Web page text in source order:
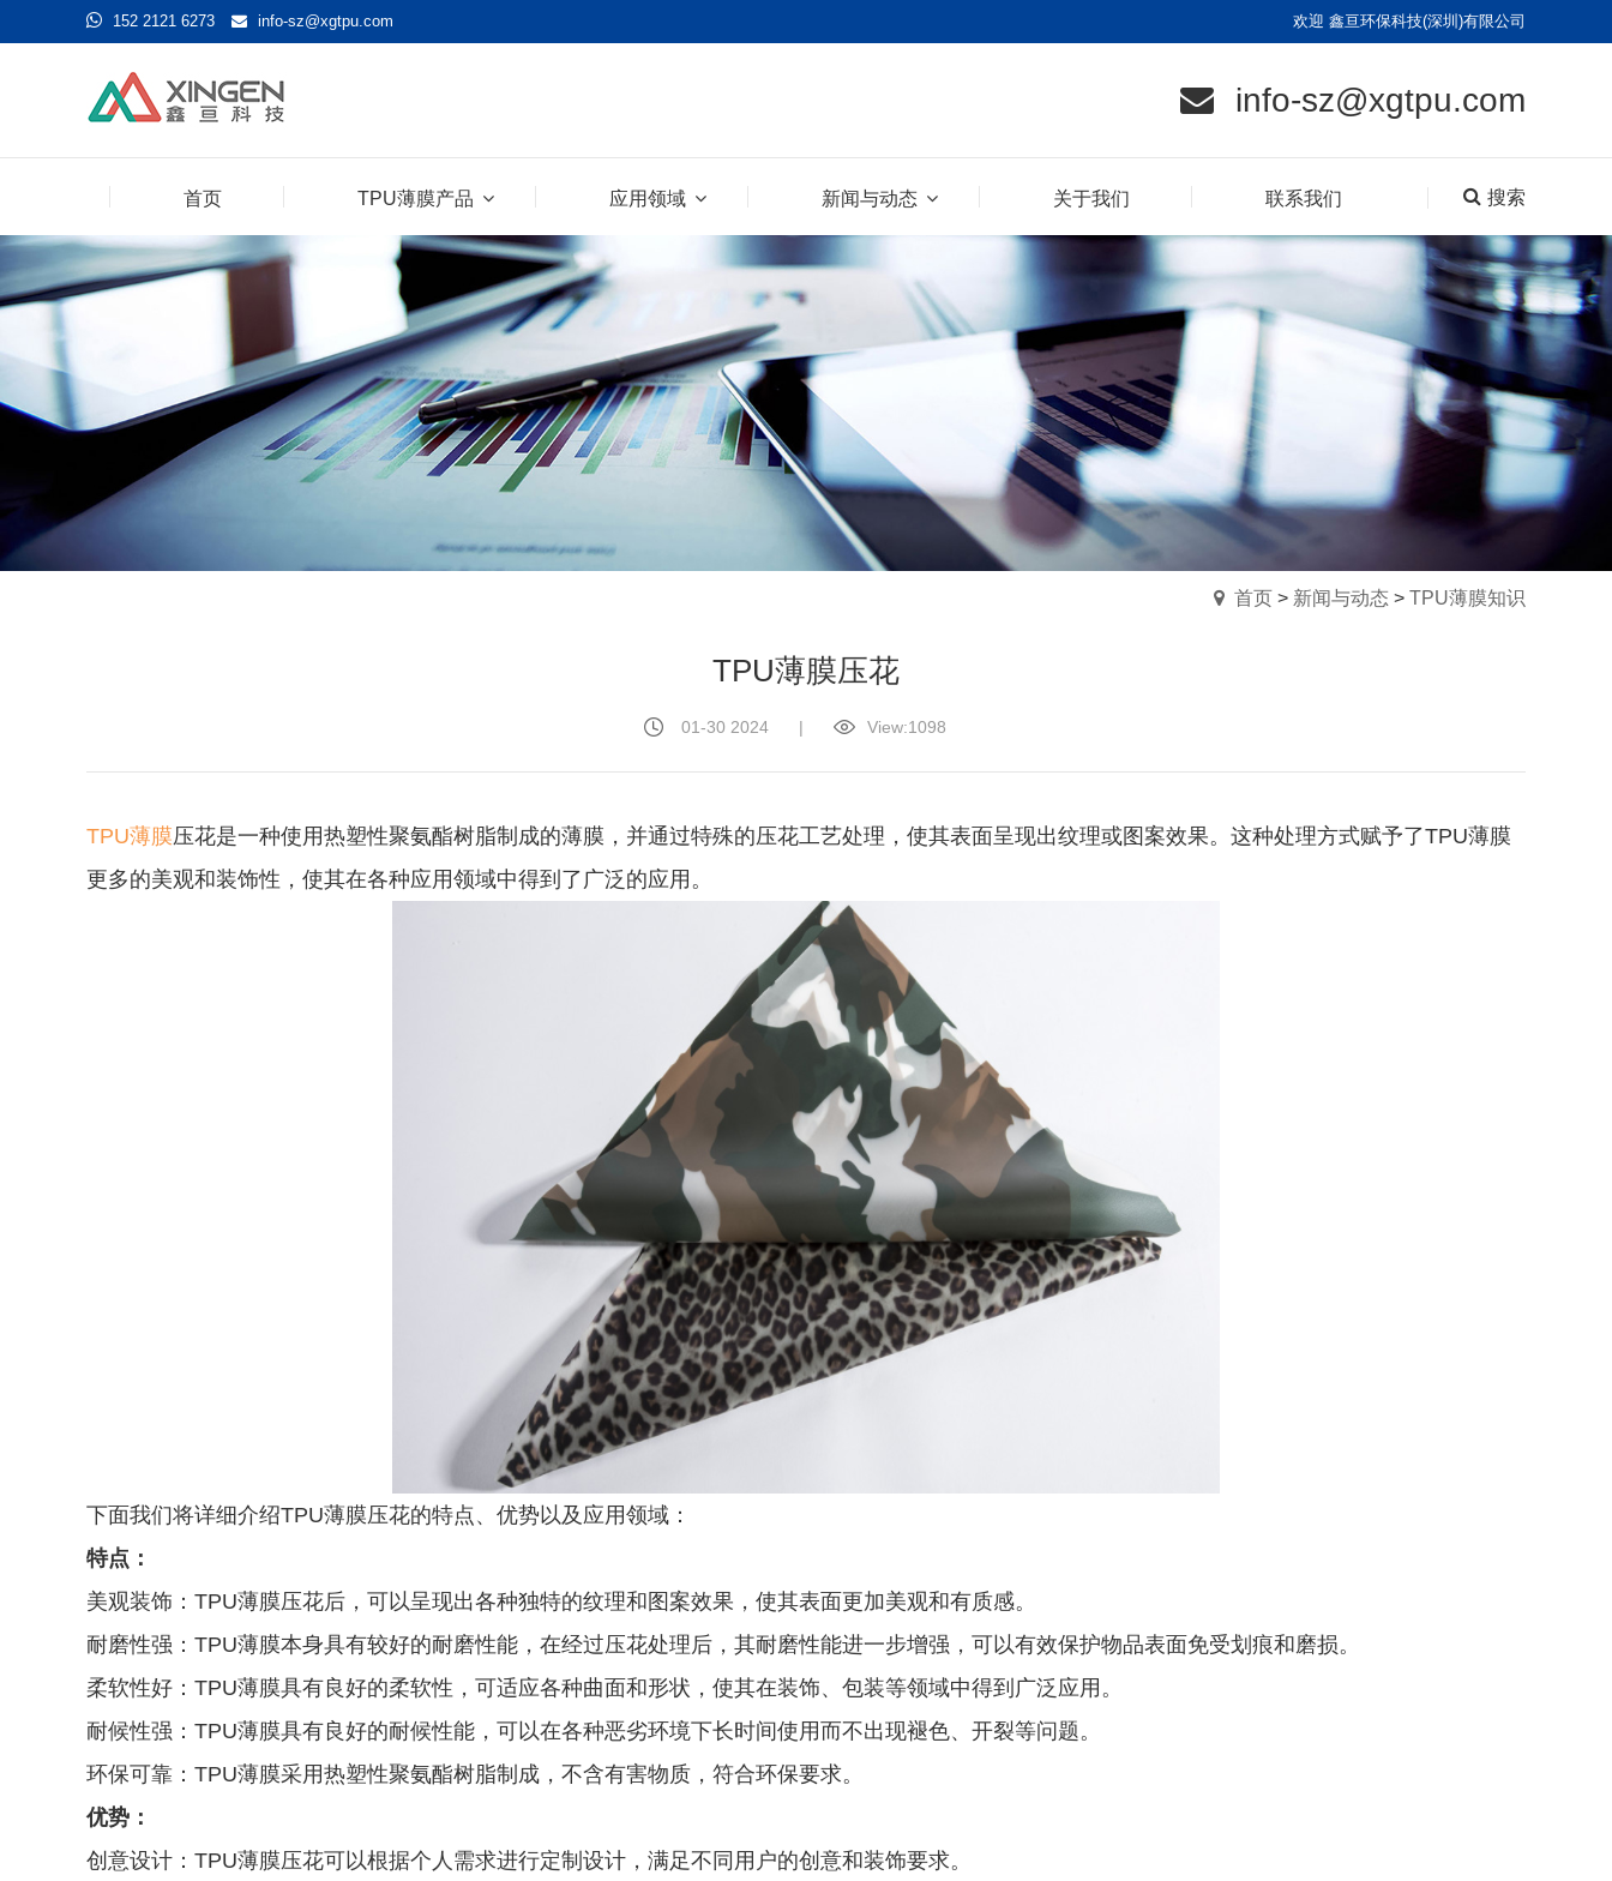
152 2121 6273 info-sz@xgtpu.com 欢迎 鑫亘环保科技(深圳)有限公司
info-sz@xgtpu.com
首页 TPU薄膜产品 应用领域 新闻与动态 关于我们 联系我们 搜索
首页 > 新闻与动态 > TPU薄膜知识
TPU薄膜压花
01-30 2024 | View:1098
TPU薄膜压花是一种使用热塑性聚氨酯树脂制成的薄膜，并通过特殊的压花工艺处理，使其表面呈现出纹理或图案效果。这种处理方式赋予了TPU薄膜
更多的美观和装饰性，使其在各种应用领域中得到了广泛的应用。
下面我们将详细介绍TPU薄膜压花的特点、优势以及应用领域：
特点：
美观装饰：TPU薄膜压花后，可以呈现出各种独特的纹理和图案效果，使其表面更加美观和有质感。
耐磨性强：TPU薄膜本身具有较好的耐磨性能，在经过压花处理后，其耐磨性能进一步增强，可以有效保护物品表面免受划痕和磨损。
柔软性好：TPU薄膜具有良好的柔软性，可适应各种曲面和形状，使其在装饰、包装等领域中得到广泛应用。
耐候性强：TPU薄膜具有良好的耐候性能，可以在各种恶劣环境下长时间使用而不出现褪色、开裂等问题。
环保可靠：TPU薄膜采用热塑性聚氨酯树脂制成，不含有害物质，符合环保要求。
优势：
创意设计：TPU薄膜压花可以根据个人需求进行定制设计，满足不同用户的创意和装饰要求。